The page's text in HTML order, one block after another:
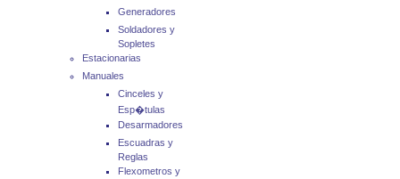
Generadores
Soldadores y
Sopletes
Estacionarias
Manuales
Cinceles y
Esp�tulas
Desarmadores
Escuadras y
Reglas
Flexometros y